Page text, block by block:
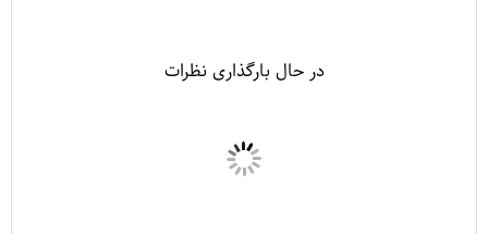
در حال بارگذاری نظرات